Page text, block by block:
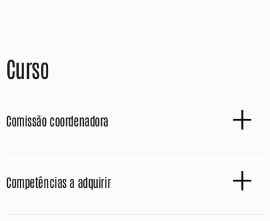
Curso
Comissão coordenadora
Competências a adquirir